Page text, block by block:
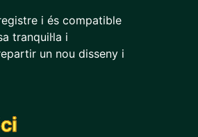
i és compatible
tranquil·la i
un nou disseny i